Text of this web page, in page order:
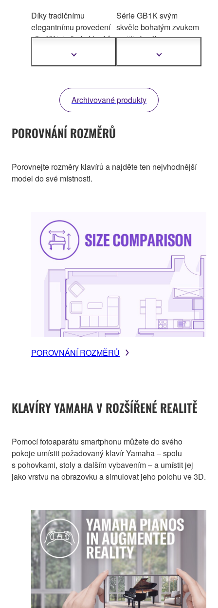
Díky tradičnímu
elegantnímu provedení
přináší tato řada klavírů
radost z hraní tolika
kompaktním rozměrům
se pyšní bohatým
zvukem a jemností, které
společnost Yamaha.
Zobrazit
Série GB1K svým
skvěle bohatým zvukem
a citlivým úhozem
udební
kompaktnějším měřítku.
Zobrazit
Archivované produkty
POROVNÁNÍ ROZMĚRŮ
Porovnejte rozměry klavírů a najděte ten nejvhodnější
model do své místnosti.
POROVNÁNÍ ROZMĚRŮ
KLAVÍRY YAMAHA V ROZŠÍŘENÉ REALITĚ
Pomocí fotoaparátu smartphonu můžete do svého
pokoje umístit požadovaný klavír Yamaha – spolu
s pohovkami, stoly a dalším vybavením – a umístit jej
jako vrstvu na obrazovku a simulovat jeho polohu ve 3D.